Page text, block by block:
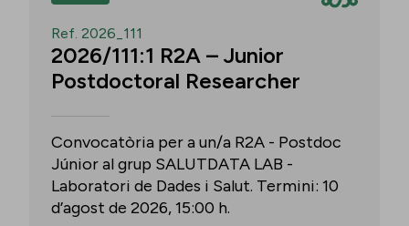
Ref. 2026_111
2026/111:1 R2A – Junior
Postdoctoral Researcher
Convocatòria per a un/a R2A - Postdoc
Júnior al grup SALUTDATA LAB -
Laboratori de Dades i Salut. Termini: 10
d’agost de 2026, 15:00 h.